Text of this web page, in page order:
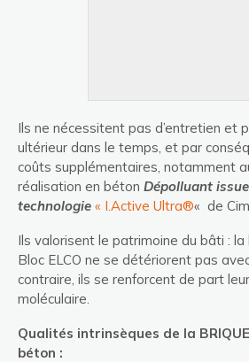
Ils ne nécessitent pas d’entretien et
ultérieur dans le temps, et par
coûts supplémentaires, notamment
réalisation en béton Dépolluant
technologie « I.Active Ultra®« de
Ils valorisent le patrimoine du bâti :
Bloc ELCO ne se détériorent pas
contraire, ils se renforcent de part
moléculaire.
Qualités intrinsèques de la
béton :